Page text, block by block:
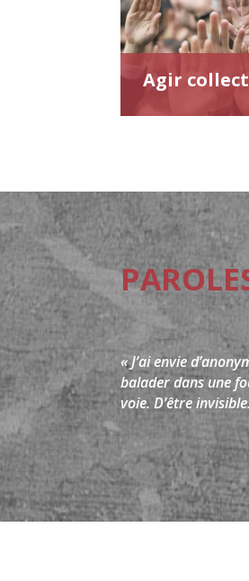
Agir
« J’ai envie
balader dans une
voie. D’être